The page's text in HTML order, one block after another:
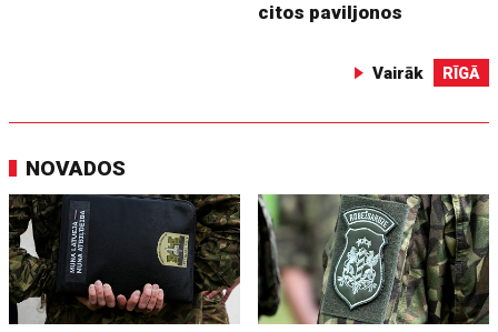
citos paviljonos
Vairāk RĪGĀ
NOVADOS